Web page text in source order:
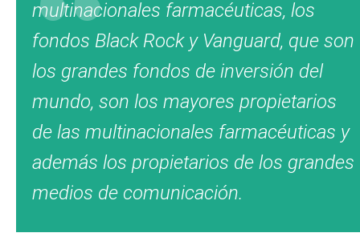
multinacionales farmacéuticas, los
fondos Black Rock y Vanguard, que son
los grandes fondos de inversión del
mundo, son los mayores propietarios
de las multinacionales farmacéuticas y
además los propietarios de los grandes
medios de comunicación.